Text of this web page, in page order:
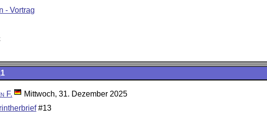
- Vortrag
F.
Mittwoch, 31. Dezember 2025
#13